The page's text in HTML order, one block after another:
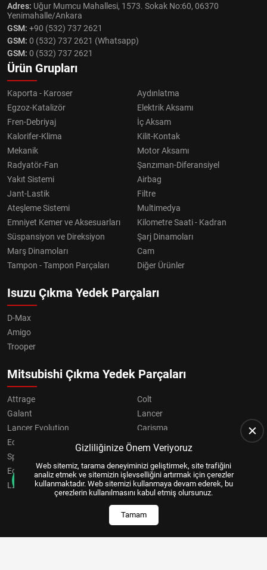
Adres: Uğur Mumcu Mahallesi, 1573. Sokak No:60, 06370
Yenimahalle/Ankara
GSM: +90 (532) 737 2621
GSM: 0 (532) 737 2621 (Whatsapp)
GSM: 0 (532) 737 2621
Ürün Grupları
Kaporta - Karoser
Aydınlatma
Egzoz-Katalizör
Elektrik Aksamı
Fren-Debriyaj
İç Aksam
Kalorifer-Klima
Kilit-Kontak
Mekanik
Motor Aksamı
Radyatör-Fan
Şanzıman-Diferansiyel
Yakıt Sistemi
Airbag
Jant-Lastik
Filtre
Ateşleme Sistemi
Multimedya
Emniyet Kemer ve Aksesuarları
Kilometre Saati - Kadran
Süspansiyon ve Direksiyon
Şarj Dinamoları
Marş Dinamoları
Cam
Tampon - Tampon Parçaları
Diğer Ürünler
Isuzu Çıkma Yedek Parçaları
D-Max
Amigo
Trooper
Mitsubishi Çıkma Yedek Parçaları
Attrage
Colt
Galant
Lancer
Lancer Evolution
Carisma
Eclipse
Grandis
Space Star
Eclipse Cross
OUTLANDER
L200
Pajero
Gizliliğinize Önem Veriyoruz
Web sitemiz, tarama deneyiminizi geliştirmek, site trafiğini
analiz etmek ve sitemizin işlevselliğini artırmak için çerezler
kullanmaktadır. Web sitemizi kullanmaya devam ederek, bu
çerezlerin kullanılmasını kabul etmiş olursunuz.
Tamam